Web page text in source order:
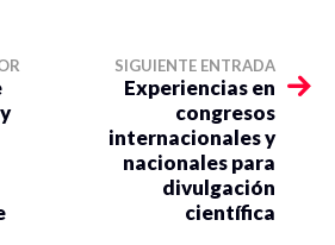
SIGUIENTE ENTRADA
Experiencias en
congresos
internacionales y
nacionales para
divulgación
científica